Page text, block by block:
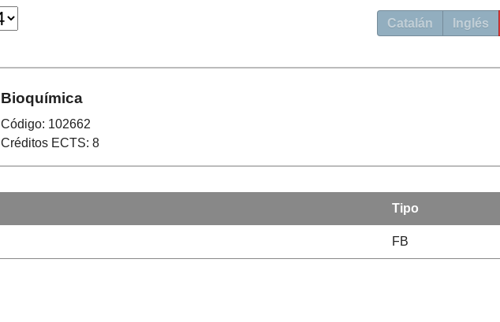
Catalán Inglés
Bioquímica
Código: 102662
Créditos ECTS: 8
Tipo
FB